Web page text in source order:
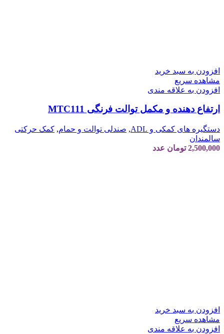
افزودن به سبد خرید
مشاهده سریع
افزودن به علاقه مندی
ارتفاع دهنده و مکمل توالت فرنگی MTC111
دستگیره های کمکی و ADL , صندلی توالت و حمام, کمک حرکتی
سالمندان
2,500,000 تومان عدد
افزودن به سبد خرید
مشاهده سریع
افزودن به علاقه مندی